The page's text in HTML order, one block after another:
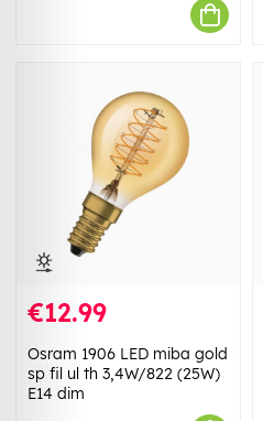
€12.99
Osram 1906 LED miba gold
sp fil ul th 3,4W/822 (25W)
E14 dim